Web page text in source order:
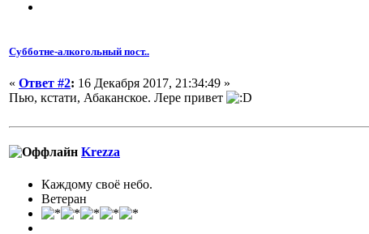
Субботне-алкогольный пост..
« Ответ #2: 16 Декабря 2017, 21:34:49 »
Пью, кстати, Абаканское. Лере привет
Krezza
Каждому своё небо.
Ветеран